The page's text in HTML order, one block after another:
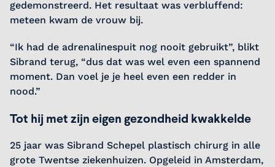
gedemonstreerd. Het resultaat was verbluffend:
meteen kwam de vrouw bij.
“Ik had de adrenalinespuit nog nooit gebruikt”, blikt
Sibrand terug, “dus dat was wel even een spannend
moment. Dan voel je je heel even een redder in
nood.”
Tot hij met zijn eigen gezondheid kwakkelde
25 jaar was Sibrand Schepel plastisch chirurg in alle
grote Twentse ziekenhuizen. Opgeleid in Amsterdam,